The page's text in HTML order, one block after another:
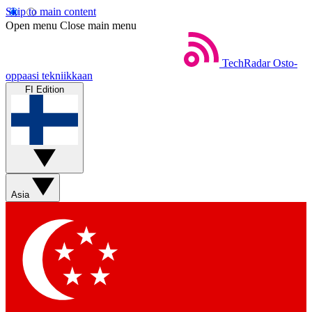
Skip to main content
Open menu Close main menu
TechRadar Osto-
oppaasi tekniikkaan
FI Edition
Asia